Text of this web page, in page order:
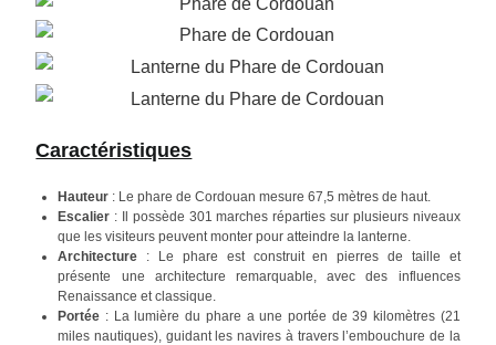
Caractéristiques
Hauteur : Le phare de Cordouan mesure 67,5 mètres de haut.
Escalier : Il possède 301 marches réparties sur plusieurs niveaux
que les visiteurs peuvent monter pour atteindre la lanterne.
Architecture : Le phare est construit en pierres de taille et
présente une architecture remarquable, avec des influences
Renaissance et classique.
Portée : La lumière du phare a une portée de 39 kilomètres (21
miles nautiques), guidant les navires à travers l’embouchure de la